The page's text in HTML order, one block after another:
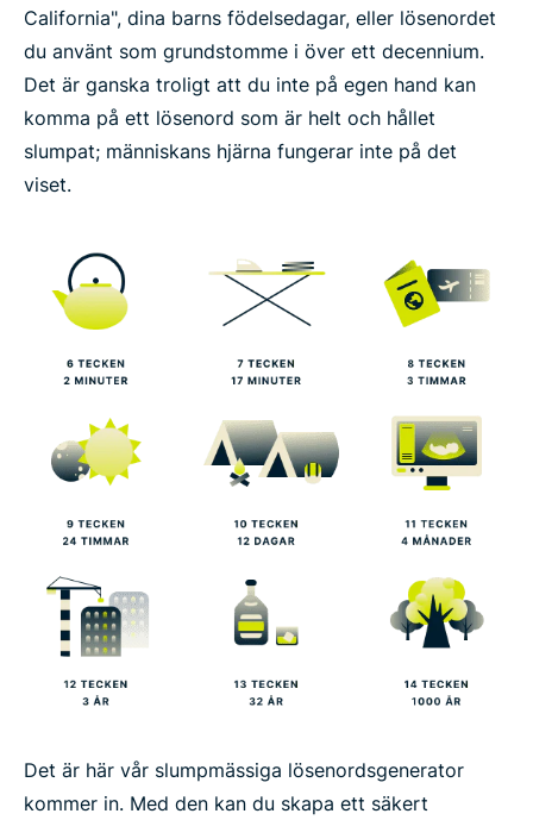
California", dina barns födelsedagar, eller lösenordet
du använt som grundstomme i över ett decennium.
Det är ganska troligt att du inte på egen hand kan
komma på ett lösenord som är helt och hållet
slumpat; människans hjärna fungerar inte på det
viset.
Det är här vår slumpmässiga lösenordsgenerator
kommer in. Med den kan du skapa ett säkert